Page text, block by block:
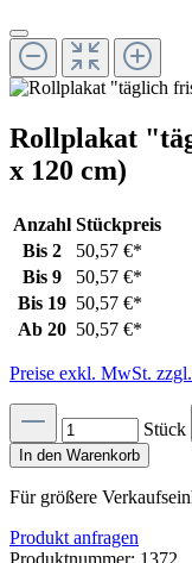
Rollplakat
x 120 cm)
Anzahl Stückpreis
Bis 2
50,57 €*
Bis 9
50,57 €*
Bis 19 50,57 €*
Ab 20 50,57 €*
Preise exkl. MwSt.
Stück
In den Warenkorb
Für größere
Produkt anfragen
Produktnummer: 1372